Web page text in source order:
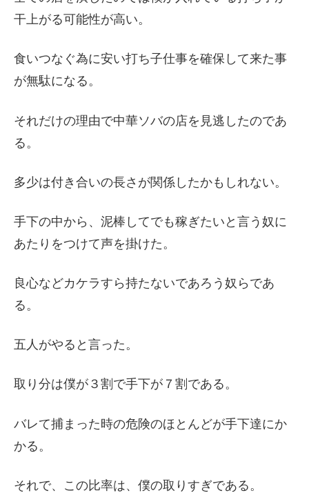
干上がる可能性が高い。
食いつなぐ為に安い打ち子仕事を確保して来た事
が無駄になる。
それだけの理由で中華ソバの店を見逃したのであ
る。
多少は付き合いの長さが関係したかもしれない。
手下の中から、泥棒してでも稼ぎたいと言う奴に
あたりをつけて声を掛けた。
良心などカケラすら持たないであろう奴らであ
る。
五人がやると言った。
取り分は僕が３割で手下が７割である。
バレて捕まった時の危険のほとんどが手下達にか
かる。
それで、この比率は、僕の取りすぎである。